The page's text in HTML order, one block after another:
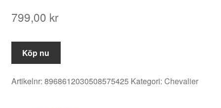
799,00 kr
Köp nu
Artikelnr: 8968612030508575425 Kategori: Chevalier